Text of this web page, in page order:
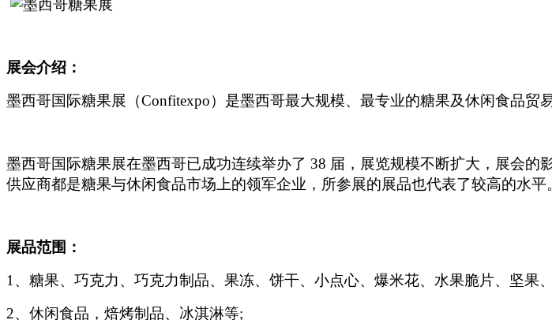
展会介绍：
墨西哥国际糖果展（Confitexpo）是墨西哥最大规模、最专业的糖果及休闲食品贸
墨西哥国际糖果展在墨西哥已成功连续举办了 38 届，展览规模不断扩大，展会
供应商都是糖果与休闲食品市场上的领军企业，所参展的展品也代表了较高的水平
展品范围：
1、糖果、巧克力、巧克力制品、果冻、饼干、小点心、爆米花、水果脆片、坚果
2、休闲食品，焙烤制品、冰淇淋等;